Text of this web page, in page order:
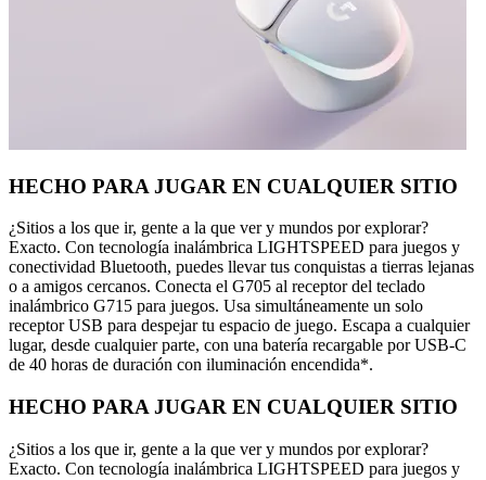
HECHO PARA JUGAR EN CUALQUIER SITIO
¿Sitios a los que ir, gente a la que ver y mundos por explorar?
Exacto. Con tecnología inalámbrica LIGHTSPEED para juegos y
conectividad Bluetooth, puedes llevar tus conquistas a tierras lejanas
o a amigos cercanos. Conecta el G705 al receptor del teclado
inalámbrico G715 para juegos. Usa simultáneamente un solo
receptor USB para despejar tu espacio de juego. Escapa a cualquier
lugar, desde cualquier parte, con una batería recargable por USB-C
de 40 horas de duración con iluminación encendida*.
HECHO PARA JUGAR EN CUALQUIER SITIO
¿Sitios a los que ir, gente a la que ver y mundos por explorar?
Exacto. Con tecnología inalámbrica LIGHTSPEED para juegos y